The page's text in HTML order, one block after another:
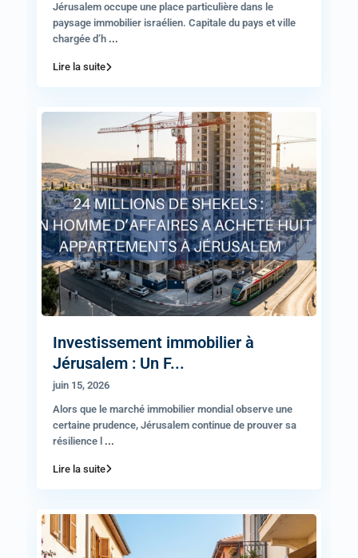
Jérusalem occupe une place particulière dans le
paysage immobilier israélien. Capitale du pays et ville
chargée d’h ...
Lire la suite
Investissement immobilier à
Jérusalem : Un F...
juin 15, 2026
Alors que le marché immobilier mondial observe une
certaine prudence, Jérusalem continue de prouver sa
résilience l ...
Lire la suite